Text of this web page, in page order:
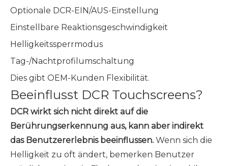
Optionale DCR-EIN/AUS-Einstellung
Einstellbare Reaktionsgeschwindigkeit
Helligkeitssperrmodus
Tag-/Nachtprofilumschaltung
Dies gibt OEM-Kunden Flexibilität.
Beeinflusst DCR Touchscreens?
DCR wirkt sich nicht direkt auf die
Berührungserkennung aus, kann aber indirekt
das Benutzererlebnis beeinflussen. Wenn sich die
Helligkeit zu oft ändert, bemerken Benutzer